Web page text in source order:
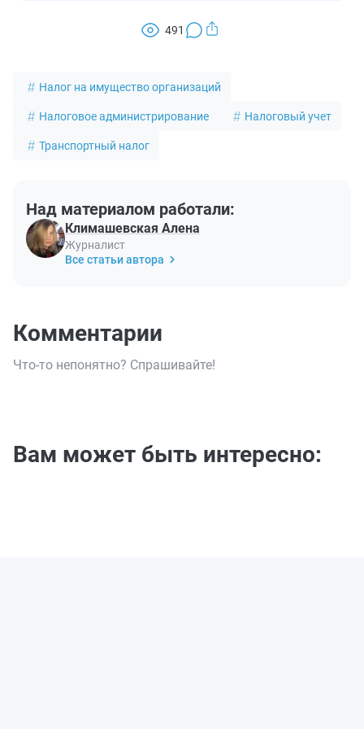
491
Налог на имущество организаций
Налоговое администрирование Налоговый учет
Транспортный налог
Над материалом работали:
Климашевская Алена
Журналист
Все статьи автора
Комментарии
Что-то непонятно? Спрашивайте!
Вам может быть интересно: